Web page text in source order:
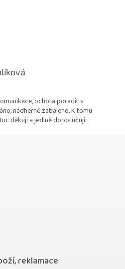
je 5 z 5 hvězdiček.
je 5 z 5 hvězdiček.
ochota poradit s
nádherně zabaleno. K tomu
děkuji a jedině doporučuji.
reklamace